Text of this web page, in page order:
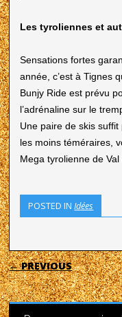
Les tyroliennes et
Sensations fortes
année, c’est à Tignes
Bunjy Ride est prévu
l’adrénaline sur le
Une paire de skis suffit
les moins téméraires,
Mega tyrolienne de Val
POSTED INIdées
POST
← PREVIOUS